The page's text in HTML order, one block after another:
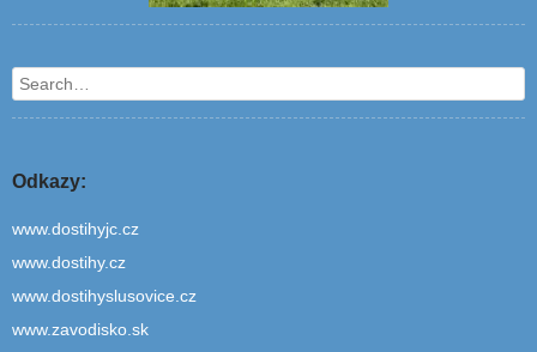
Search
Odkazy:
www.dostihyjc.cz
www.dostihy.cz
www.dostihyslusovice.cz
www.zavodisko.sk